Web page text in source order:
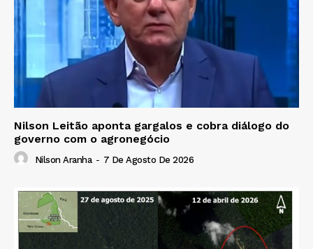
Nilson Leitão aponta gargalos e cobra diálogo do
governo com o agronegócio
Nilson Aranha - 7 De Agosto De 2026